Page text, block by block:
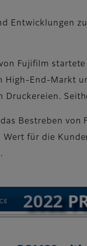
Entwicklungen
Fujifilm
High-End-Markt
Druckereien.
Bestreben
Wert für die